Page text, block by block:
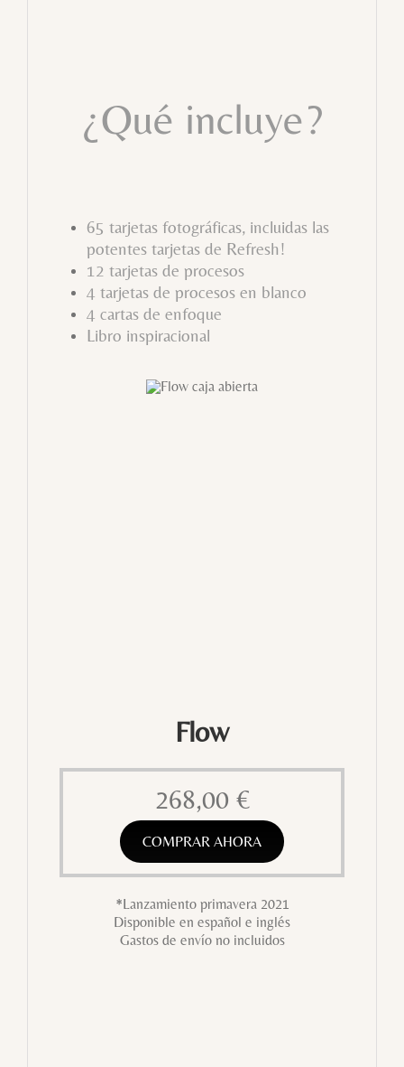
¿Qué incluye?
65 tarjetas fotográficas, incluidas las
potentes tarjetas de Refresh!
12 tarjetas de procesos
4 tarjetas de procesos en blanco
4 cartas de enfoque
Libro inspiracional
Flow
268,00 €
COMPRAR AHORA
*Lanzamiento primavera 2021
Disponible en español e inglés
Gastos de envío no incluidos